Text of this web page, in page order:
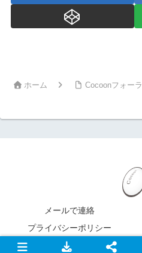
ホーム Cocoonフォー
メールで連絡
プライバシーポリシー
Copyright 2022